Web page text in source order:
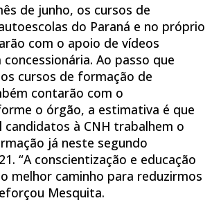
de junho, os cursos de
do Paraná e no próprio
com o apoio de vídeos
Ao passo que
cursos de formação de
contarão com o
o órgão, a estimativa é que
candidatos à CNH trabalhem o
já neste segundo
“A conscientização e educação
melhor caminho para reduzirmos
Mesquita.